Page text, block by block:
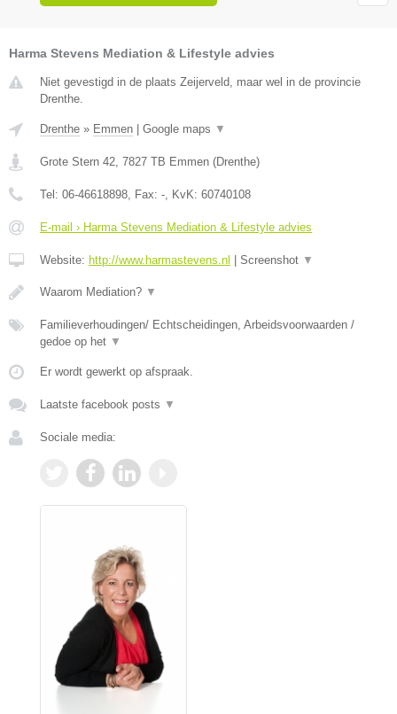
Harma Stevens Mediation & Lifestyle advies
Niet gevestigd in de plaats Zeijerveld, maar wel in de provincie
Drenthe.
Drenthe » Emmen Google maps ▼
Grote Stern 42, 7827 TB Emmen (Drenthe)
Tel: 06-46618898, Fax: -, KvK: 60740108
E-mail › Harma Stevens Mediation & Lifestyle advies
Website: http://www.harmastevens.nl Screenshot ▼
Waarom Mediation? ▼
Familieverhoudingen/ Echtscheidingen, Arbeidsvoorwaarden /
gedoe op het ▼
Er wordt gewerkt op afspraak.
Laatste facebook posts ▼
Sociale media: